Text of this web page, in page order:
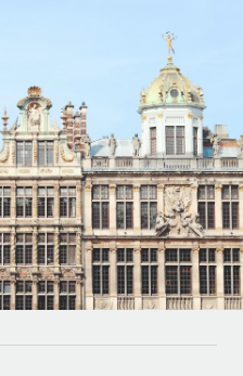
捷型人力资源与薪资解决方案
扩展团队
项与结算速度